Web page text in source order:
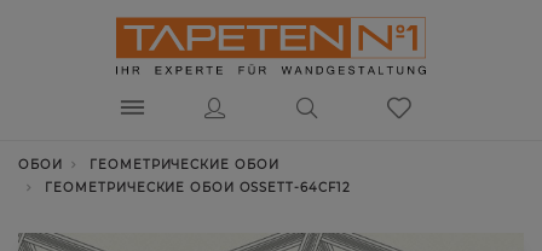
ОБОИ
ГЕОМЕТРИЧЕСКИЕ ОБОИ
ГЕОМЕТРИЧЕСКИЕ ОБОИ OSSETT-64CF12